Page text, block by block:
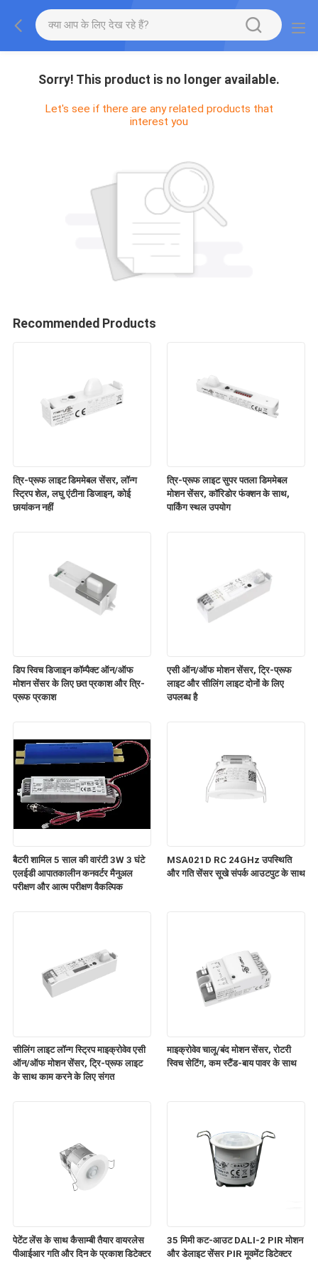
Sorry! This product is no longer available.
Let's see if there are any related products that
interest you
Recommended Products
त्रि-प्रूफ लाइट डिममेबल सेंसर, लॉन्ग
स्ट्रिप शेल, लघु एंटीना डिजाइन, कोई
छायांकन नहीं
त्रि-प्रूफ लाइट सुपर पतला डिममेबल
मोशन सेंसर, कॉरिडोर फंक्शन के साथ,
पार्किंग स्थल उपयोग
डिप स्विच डिजाइन कॉम्पैक्ट ऑन/ऑफ
मोशन सेंसर के लिए छत प्रकाश और त्रि-
प्रूफ प्रकाश
एसी ऑन/ऑफ मोशन सेंसर, ट्रि-प्रूफ
लाइट और सीलिंग लाइट दोनों के लिए
उपलब्ध है
बैटरी शामिल 5 साल की वारंटी 3W 3 घंटे
एलईडी आपातकालीन कनवर्टर मैनुअल
परीक्षण और आत्म परीक्षण वैकल्पिक
MSA021D RC 24GHz उपस्थिति
और गति सेंसर सूखे संपर्क आउटपुट के साथ
सीलिंग लाइट लॉन्ग स्ट्रिप माइक्रोवेव एसी
ऑन/ऑफ मोशन सेंसर, ट्रि-प्रूफ लाइट
के साथ काम करने के लिए संगत
माइक्रोवेव चालू/बंद मोशन सेंसर, रोटरी
स्विच सेटिंग, कम स्टैंड-बाय पावर के साथ
पेटेंट लेंस के साथ कैसाम्बी तैयार वायरलेस
पीआईआर गति और दिन के प्रकाश डिटेक्टर
35 मिमी कट-आउट DALI-2 PIR मोशन
और डेलाइट सेंसर PIR मूवमेंट डिटेक्टर